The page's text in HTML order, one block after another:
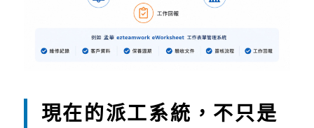
現在的派工系統，不只是